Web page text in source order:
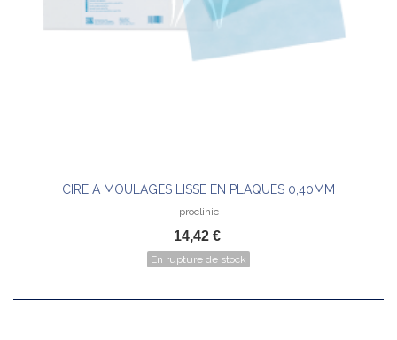
CIRE A MOULAGES LISSE EN PLAQUES 0,40MM
proclinic
14,42 €
En rupture de stock